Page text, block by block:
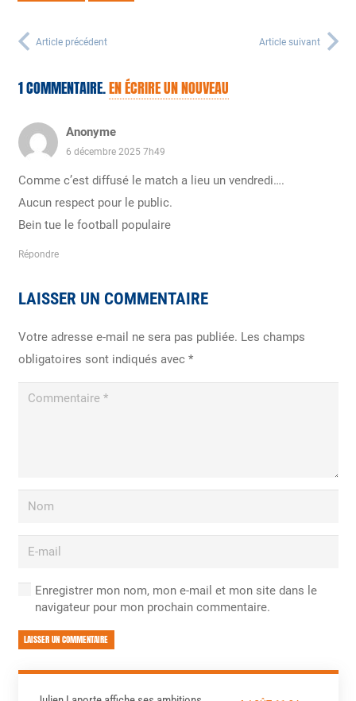
Article précédent Article suivant
1COMMENTAIRE.EN ÉCRIRE UN NOUVEAU
Anonyme
6 décembre 2025 7h49
Comme c’est diffusé le match a lieu un vendredi….
Aucun respect pour le public.
Bein tue le football populaire
Répondre
LAISSER UN COMMENTAIRE
Votre adresse e-mail ne sera pas publiée. Les champs
obligatoires sont indiqués avec *
Enregistrer mon nom, mon e-mail et mon site dans le
navigateur pour mon prochain commentaire.
LAISSER UN COMMENTAIRE